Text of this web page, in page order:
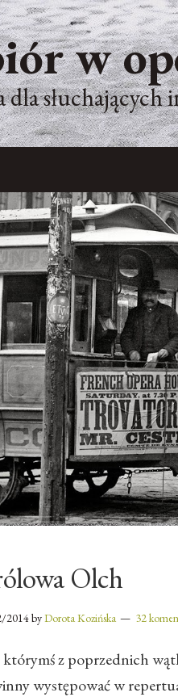
w
słuchających
Olch
2014byDorota Kozińska 32
którymś z poprzednich
występować w